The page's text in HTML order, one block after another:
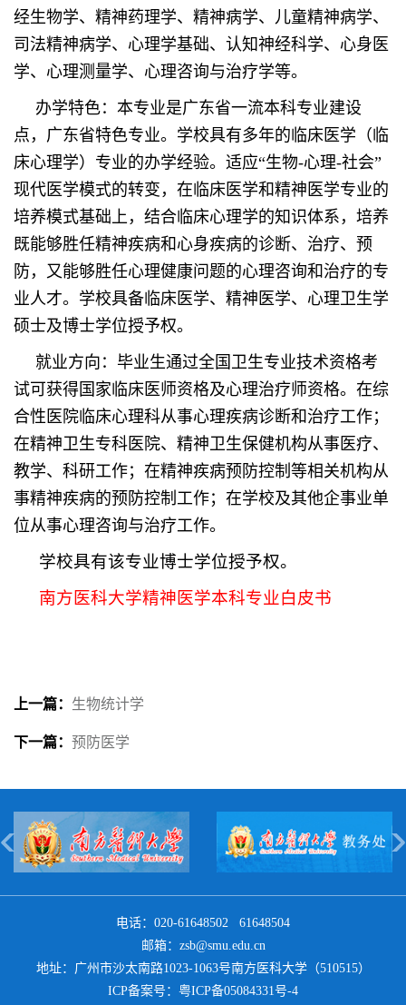
经生物学、精神药理学、精神病学、儿童精神病学、
司法精神病学、心理学基础、认知神经科学、心身医
学、心理测量学、心理咨询与治疗学等。
办学特色：本专业是广东省一流本科专业建设
点，广东省特色专业。学校具有多年的临床医学（临
床心理学）专业的办学经验。适应“生物-心理-社会”
现代医学模式的转变，在临床医学和精神医学专业的
培养模式基础上，结合临床心理学的知识体系，培养
既能够胜任精神疾病和心身疾病的诊断、治疗、预
防，又能够胜任心理健康问题的心理咨询和治疗的专
业人才。学校具备临床医学、精神医学、心理卫生学
硕士及博士学位授予权。
就业方向：毕业生通过全国卫生专业技术资格考
试可获得国家临床医师资格及心理治疗师资格。在综
合性医院临床心理科从事心理疾病诊断和治疗工作；
在精神卫生专科医院、精神卫生保健机构从事医疗、
教学、科研工作；在精神疾病预防控制等相关机构从
事精神疾病的预防控制工作；在学校及其他企事业单
位从事心理咨询与治疗工作。
学校具有该专业博士学位授予权。
南方医科大学精神医学本科专业白皮书
上一篇： 生物统计学
下一篇： 预防医学
电话：020-61648502 61648504
邮箱：zsb@smu.edu.cn
地址：广州市沙太南路1023-1063号南方医科大学（510515）
ICP备案号： 粤ICP备05084331号-4